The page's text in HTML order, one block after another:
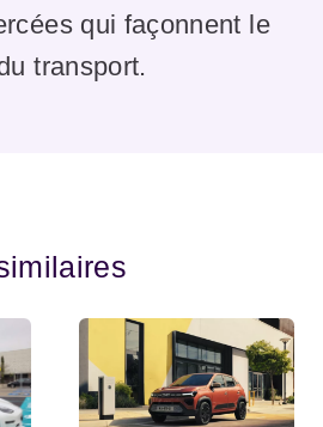
qui façonnent le
transport.